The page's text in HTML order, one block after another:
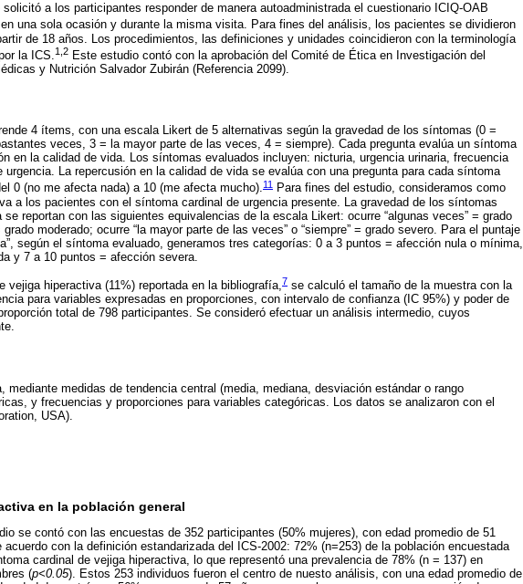
a los participantes responder de manera autoadministrada el cuestionario ICIQ-OAB
en una sola ocasión y durante la misma visita. Para fines del análisis, los pacientes se dividieron
de 18 años. Los procedimientos, las definiciones y unidades coincidieron con la terminología
la ICS.1,2 Este estudio contó con la aprobación del Comité de Ética en Investigación del
y Nutrición Salvador Zubirán (Referencia 2099).
4 ítems, con una escala Likert de 5 alternativas según la gravedad de los síntomas (0 =
veces, 3 = la mayor parte de las veces, 4 = siempre). Cada pregunta evalúa un síntoma
en la calidad de vida. Los síntomas evaluados incluyen: nicturia, urgencia urinaria, frecuencia
urgencia. La repercusión en la calidad de vida se evalúa con una pregunta para cada síntoma
0 (no me afecta nada) a 10 (me afecta mucho).11
Para fines del estudio, consideramos como
a los pacientes con el síntoma cardinal de urgencia presente. La gravedad de los síntomas
reportan con las siguientes equivalencias de la escala Likert: ocurre “algunas veces” = grado
moderado; ocurre “la mayor parte de las veces” o “siempre” = grado severo. Para el puntaje
según el síntoma evaluado, generamos tres categorías: 0 a 3 puntos = afección nula o mínima,
y 7 a 10 puntos = afección severa.
vejiga hiperactiva (11%) reportada en la bibliografía,7 se calculó el tamaño de la muestra con la
para variables expresadas en proporciones, con intervalo de confianza (IC 95%) y poder de
total de 798 participantes. Se consideró efectuar un análisis intermedio, cuyos
medidas de tendencia central (media, mediana, desviación estándar o rango
y frecuencias y proporciones para variables categóricas. Los datos se analizaron con el
USA).
en la población general
se contó con las encuestas de 352 participantes (50% mujeres), con edad promedio de 51
con la definición estandarizada del ICS-2002: 72% (n=253) de la población encuestada
cardinal de vejiga hiperactiva, lo que representó una prevalencia de 78% (n = 137) en
(p<0.05). Estos 253 individuos fueron el centro de nuesto análisis, con una edad promedio de